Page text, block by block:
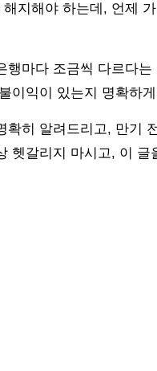
지해야 하는데, 언제
행마다 조금씩 다르다
이익이 있는지 명확하
확히 알려드리고, 만기
헷갈리지 마시고, 이